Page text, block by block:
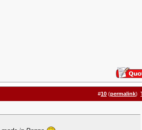
#10 (permalink)